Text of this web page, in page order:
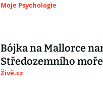
Moje Psychologie
Bójka na Mallorce
Středozemního moře
Živě.cz